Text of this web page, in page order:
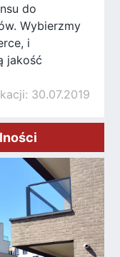
do
Wybierzmy
i
jakość
30.07.2019